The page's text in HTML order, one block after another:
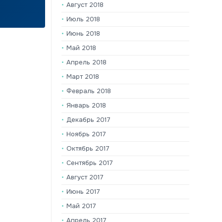
Август 2018
Июль 2018
Июнь 2018
Май 2018
Апрель 2018
Март 2018
Февраль 2018
Январь 2018
Декабрь 2017
Ноябрь 2017
Октябрь 2017
Сентябрь 2017
Август 2017
Июнь 2017
Май 2017
Апрель 2017